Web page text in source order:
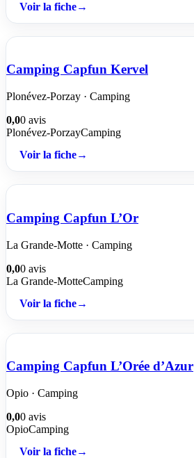
Voir la fiche→
Camping Capfun Kervel
Plonévez-Porzay · Camping
0,00 avis
Plonévez-PorzayCamping
Voir la fiche→
Camping Capfun L’Or
La Grande-Motte · Camping
0,00 avis
La Grande-MotteCamping
Voir la fiche→
Camping Capfun L’Orée d’Azur
Opio · Camping
0,00 avis
OpioCamping
Voir la fiche→